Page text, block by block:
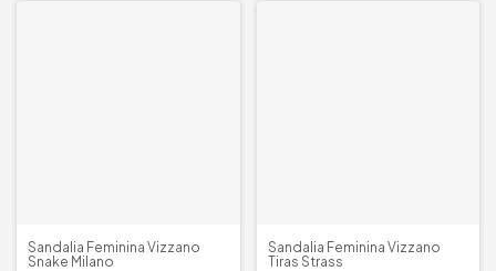
Sandalia Feminina Vizzano
Snake Milano
Sandalia Feminina Vizzano
Tiras Strass